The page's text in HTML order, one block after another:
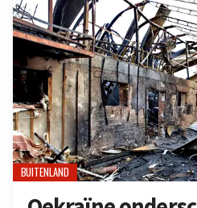
BUITENLAND